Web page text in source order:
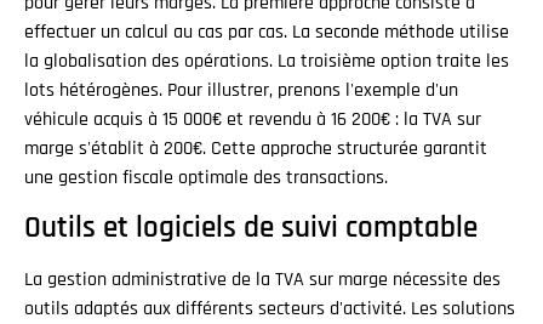
effectuer un calcul au cas par cas. La seconde méthode utilise
la globalisation des opérations. La troisième option traite les
lots hétérogènes. Pour illustrer, prenons l'exemple d'un
véhicule acquis à 15 000€ et revendu à 16 200€ : la TVA sur
marge s'établit à 200€. Cette approche structurée garantit
une gestion fiscale optimale des transactions.
Outils et logiciels de suivi comptable
La gestion administrative de la TVA sur marge nécessite des
outils adaptés aux différents secteurs d'activité. Les solutions